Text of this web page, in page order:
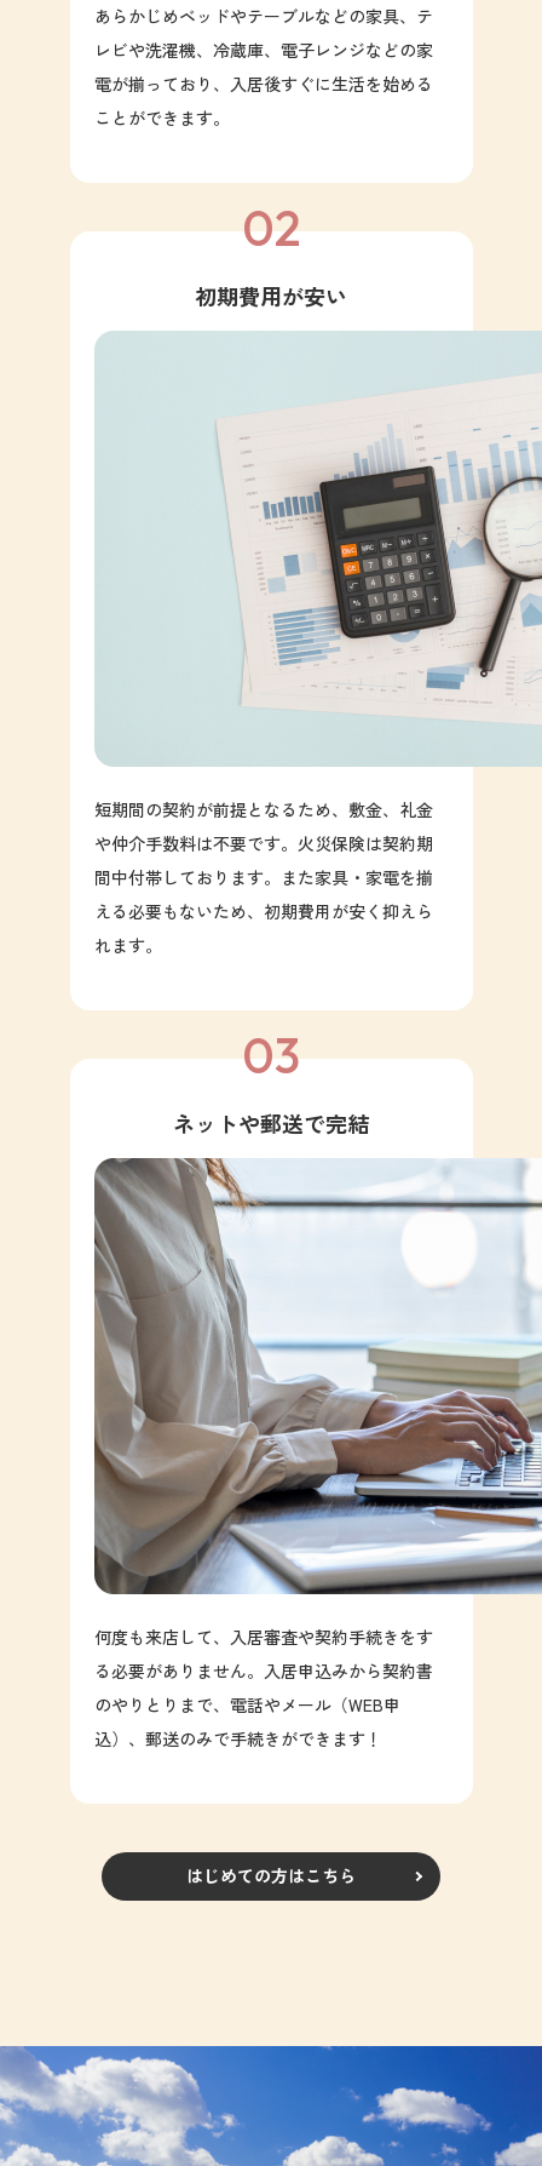
あらかじめベッドやテーブルなどの家具、テ
レビや洗濯機、冷蔵庫、電子レンジなどの家
電が揃っており、入居後すぐに生活を始める
ことができます。
02
初期費用が安い
短期間の契約が前提となるため、敷金、礼金
や仲介手数料は不要です。火災保険は契約期
間中付帯しております。また家具・家電を揃
える必要もないため、初期費用が安く抑えら
れます。
03
ネットや郵送で完結
何度も来店して、入居審査や契約手続きをす
る必要がありません。入居申込みから契約書
のやりとりまで、電話やメール（WEB申
込）、郵送のみで手続きができます！
はじめての方はこちら